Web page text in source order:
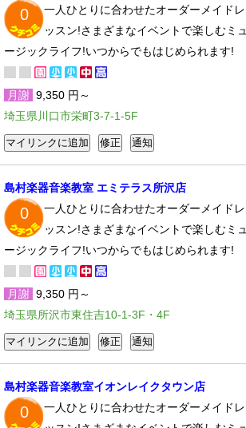
0
一人ひとりに合わせたオーダーメイドレ
ッスン!さまざまなイベントで楽しむミュ
ージックライフ!いつからでもはじめられます!
月謝 9,350 円～
埼玉県川口市栄町3-7-1-5F
島村楽器音楽教室 エミテラス所沢店
0
一人ひとりに合わせたオーダーメイドレ
ッスン!さまざまなイベントで楽しむミュ
ージックライフ!いつからでもはじめられます!
月謝 9,350 円～
埼玉県所沢市東住吉10-1-3F・4F
島村楽器音楽教室イオンレイクタウン店
0
一人ひとりに合わせたオーダーメイドレ